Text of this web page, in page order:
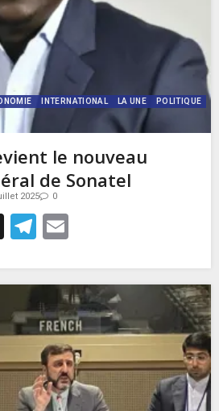
INTERNATIONAL LA UNE
POLITIQUE
le nouveau
de Sonatel
2025 0
X Telegram